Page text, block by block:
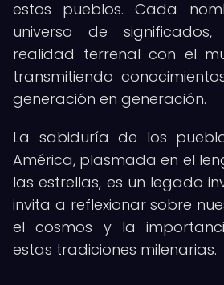
estos pueblos. Cada
universo de
realidad terrenal con el
transmitiendo
generación en generación.
La sabiduría de los
América, plasmada en el
las estrellas, es un legado
invita a reflexionar sobre
el cosmos y la
estas tradiciones milenarias.